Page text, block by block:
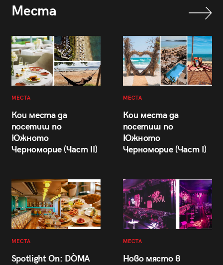
Места
МЕСТА
Кои места да
посетиш по
Южното
Черноморие (Част II)
МЕСТА
Кои места да
посетиш по
Южното
Черноморие (Част I)
МЕСТА
Spotlight On: DÒMA
МЕСТА
Ново място в